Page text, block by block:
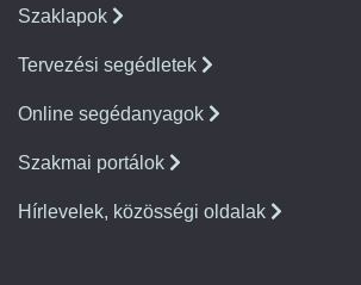
Szaklapok
Tervezési segédletek
Online segédanyagok
Szakmai portálok
Hírlevelek, közösségi oldalak